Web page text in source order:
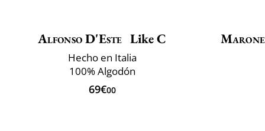
Alfonso D'Este Like C
Hecho en Italia
100% Algodón
69€00